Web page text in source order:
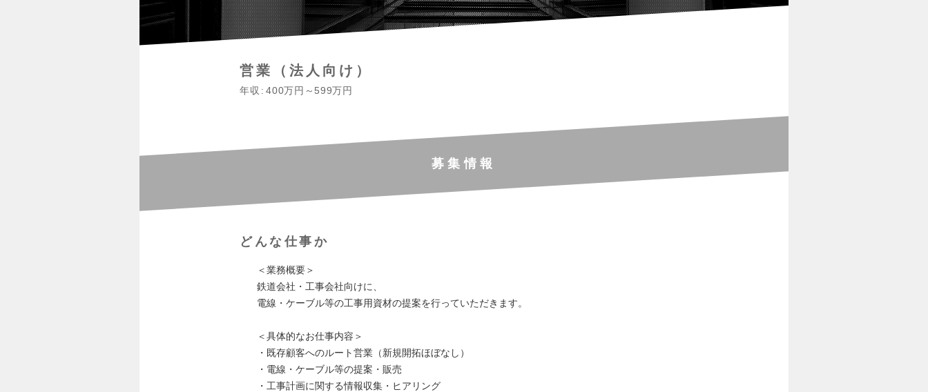
営業（法人向け）
年収 400万円～599万円
募集情報
どんな仕事か
＜業務概要＞
鉄道会社・工事会社向けに、
電線・ケーブル等の工事用資材の提案を行っていただきます。
＜具体的なお仕事内容＞
・既存顧客へのルート営業（新規開拓ほぼなし）
・電線・ケーブル等の提案・販売
・工事計画に関する情報収集・ヒアリング